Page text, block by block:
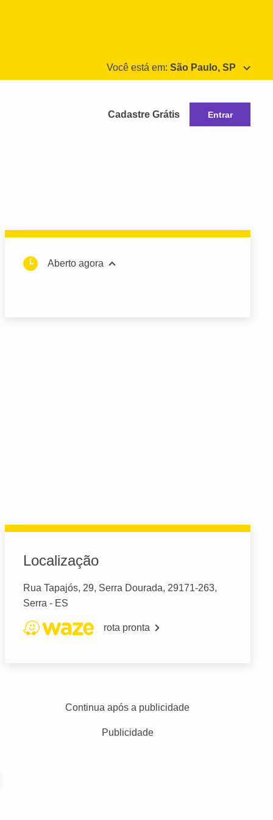
Você está em: São Paulo, SP
Cadastre Grátis Entrar
Aberto agora
Localização
Rua Tapajós, 29, Serra Dourada, 29171-263,
Serra - ES
rota pronta
Continua após a publicidade
Publicidade